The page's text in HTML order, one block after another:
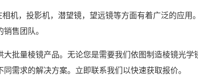
相机，投影机，潜望镜，望远镜等方面有着广泛的应用
售团队。
批量棱镜产品。无论您是需要我们依图制造棱镜光学
需求的解决方案。立即联系我们以快速获取报价。